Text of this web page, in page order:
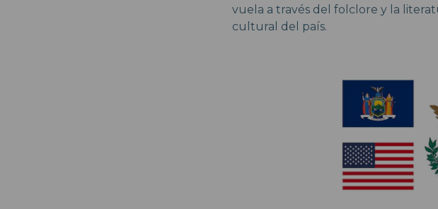
vuela a través del folclore y la
cultural del país.